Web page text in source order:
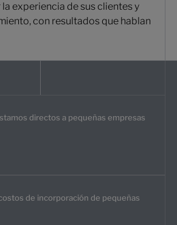
experiencia de sus clientes y
con resultados que hablan
directos a pequeñas empresas
de incorporación de pequeñas